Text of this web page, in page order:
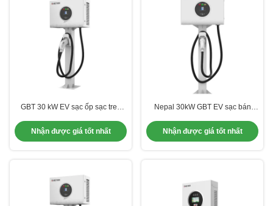
GBT 30 kW EV sạc ốp sạc treo
OEM LOGO sạc China
Manufacturer
Nhận được giá tốt nhất
Nepal 30kW GBT EV sạc bán
dụng thương mại Trạm sạc
Kathmandu
Nhận được giá tốt nhất